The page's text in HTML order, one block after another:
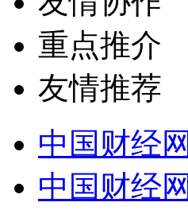
重点推介
友情推荐
中国财经网
中国财经网